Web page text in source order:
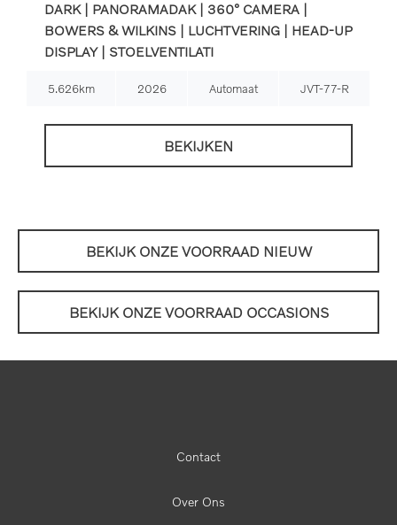
DARK | PANORAMADAK | 360° CAMERA |
BOWERS & WILKINS | LUCHTVERING | HEAD-UP
DISPLAY | STOELVENTILATI
5.626km 2026 Automaat JVT-77-R
BEKIJKEN
BEKIJK ONZE VOORRAAD NIEUW
BEKIJK ONZE VOORRAAD OCCASIONS
Contact
Over Ons